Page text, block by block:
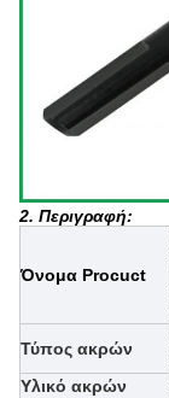
2. Περιγραφή:
Όνομα Procuct
Τύπος ακρών
Υλικό ακρών